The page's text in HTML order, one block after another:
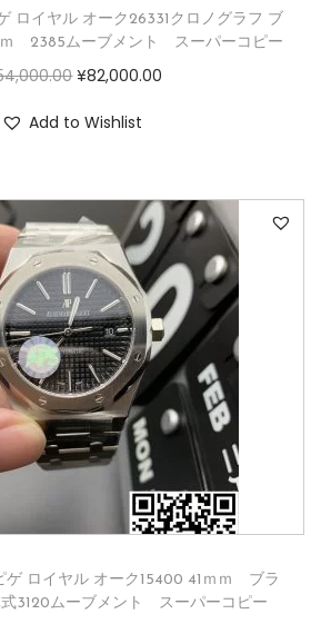
ロイヤル オーク26331クロノグラフ ブ
2385ムーブメント スーパーコピー
¥82,000.00
Add to Wishlist
ゲ ロイヤル オーク15400 41ｍｍ ブラ
3120ムーブメント スーパーコピー